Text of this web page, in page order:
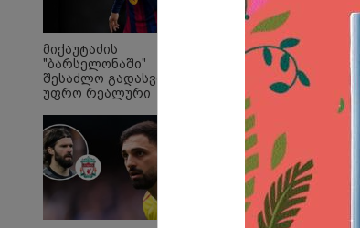
"Soos! ამ წუთებში თავს
დაესხნენ
არასრულწლოვანების
და სავარაუდოდ არა
მარტო
არასრულწლოვანების
ჯგუფი" - რა
ინფორმაციას
ავრცელებს ადვოკატი?
პოლიტიკა
მიქაუტაძის
"ბარსელონაში"
შესაძლო გადასვლა
უფრო რეალური
ქართველი
კატალონიელთა
მთავარ მწვრთნელს